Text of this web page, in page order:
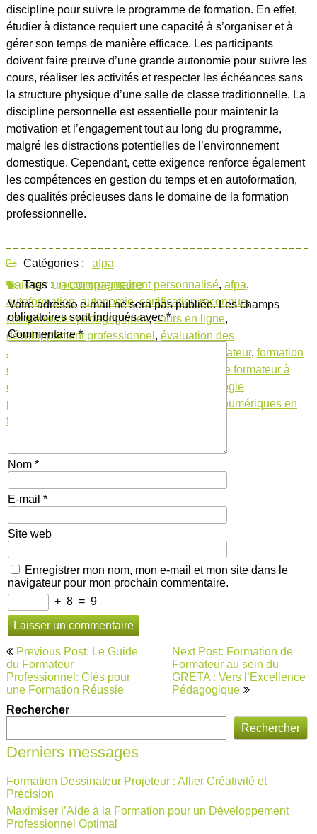
discipline pour suivre le programme de formation. En effet,
étudier à distance requiert une capacité à s’organiser et à
gérer son temps de manière efficace. Les participants
doivent faire preuve d’une grande autonomie pour suivre les
cours, réaliser les activités et respecter les échéances sans
la structure physique d’une salle de classe traditionnelle. La
discipline personnelle est essentielle pour maintenir la
motivation et l’engagement tout au long du programme,
malgré les distractions potentielles de l’environnement
domestique. Cependant, cette exigence renforce également
les compétences en gestion du temps et en autoformation,
des qualités précieuses dans le domaine de la formation
professionnelle.
Catégories :
afpa
Tags : accompagnement personnalisé, afpa,
autoformation,autonomie,certification reconnue,
compétences pédagogiques,cours en ligne,
développement professionnel , évaluation des
apprentissages
formation de formateur, formation
de formateur à distance à l'afpa
formation de formateur à
distance afpa
méthodologie
pédagogique
outils numériques en
formation
Laisser un commentaire
Votre adresse e-mail ne sera pas publiée. Les champs
obligatoires sont indiqués avec*
Commentaire*
Nom *
E-mail *
Site web
Enregistrer mon nom, mon e-mail et mon site dans le
navigateur pour mon prochain commentaire.
+ 8 = 9
Navigation
de
l’article
Previous Post: Le Guide
du Formateur
Professionnel: Clés pour
une Formation Réussie
Next Post: Formation de
Formateur au sein du
GRETA : Vers l’Excellence
Pédagogique
Rechercher
Rechercher
Derniers messages
Formation Dessinateur Projeteur : Allier Créativité et
Précision
Maximiser l’Aide à la Formation pour un Développement
Professionnel Optimal